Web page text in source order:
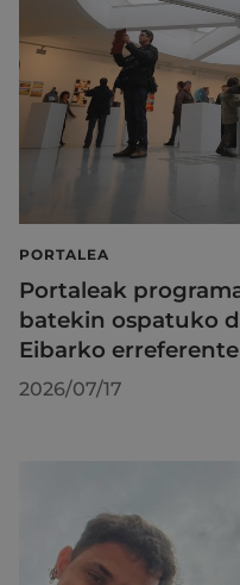
PORTALEA
Portaleak
batekin ospatuko
Eibarko
2026/07/17